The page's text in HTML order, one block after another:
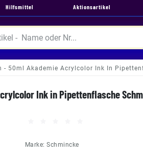
Hilfsmittel Aktionsartikel
- 50ml Akademie Acrylcolor Ink In
Ink in Pipettenflasche
Marke:Schmincke